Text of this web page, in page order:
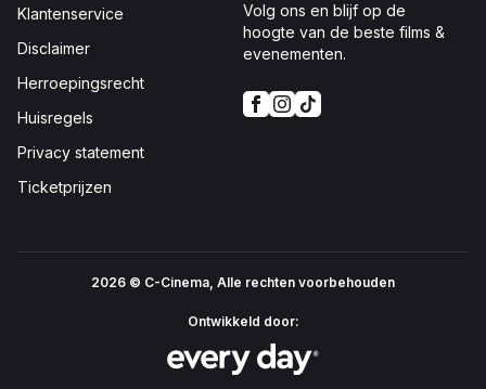
Klantenservice
Disclaimer
Herroepingsrecht
Huisregels
Privacy statement
Ticketprijzen
Volg ons en blijf op de
hoogte van de beste films &
evenementen.
2026 © C-Cinema, Alle rechten voorbehouden
Ontwikkeld door: